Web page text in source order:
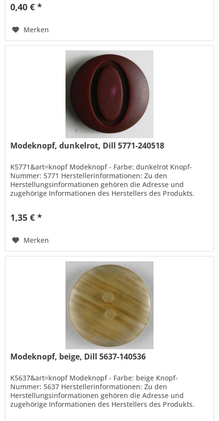
0,40 € *
Merken
Modeknopf, dunkelrot, Dill 5771-240518
K5771&art=knopf Modeknopf - Farbe: dunkelrot Knopf-
Nummer: 5771 Herstellerinformationen: Zu den
Herstellungsinformationen gehören die Adresse und
zugehörige Informationen des Herstellers des Produkts.
1,35 € *
Merken
Modeknopf, beige, Dill 5637-140536
K5637&art=knopf Modeknopf - Farbe: beige Knopf-
Nummer: 5637 Herstellerinformationen: Zu den
Herstellungsinformationen gehören die Adresse und
zugehörige Informationen des Herstellers des Produkts.